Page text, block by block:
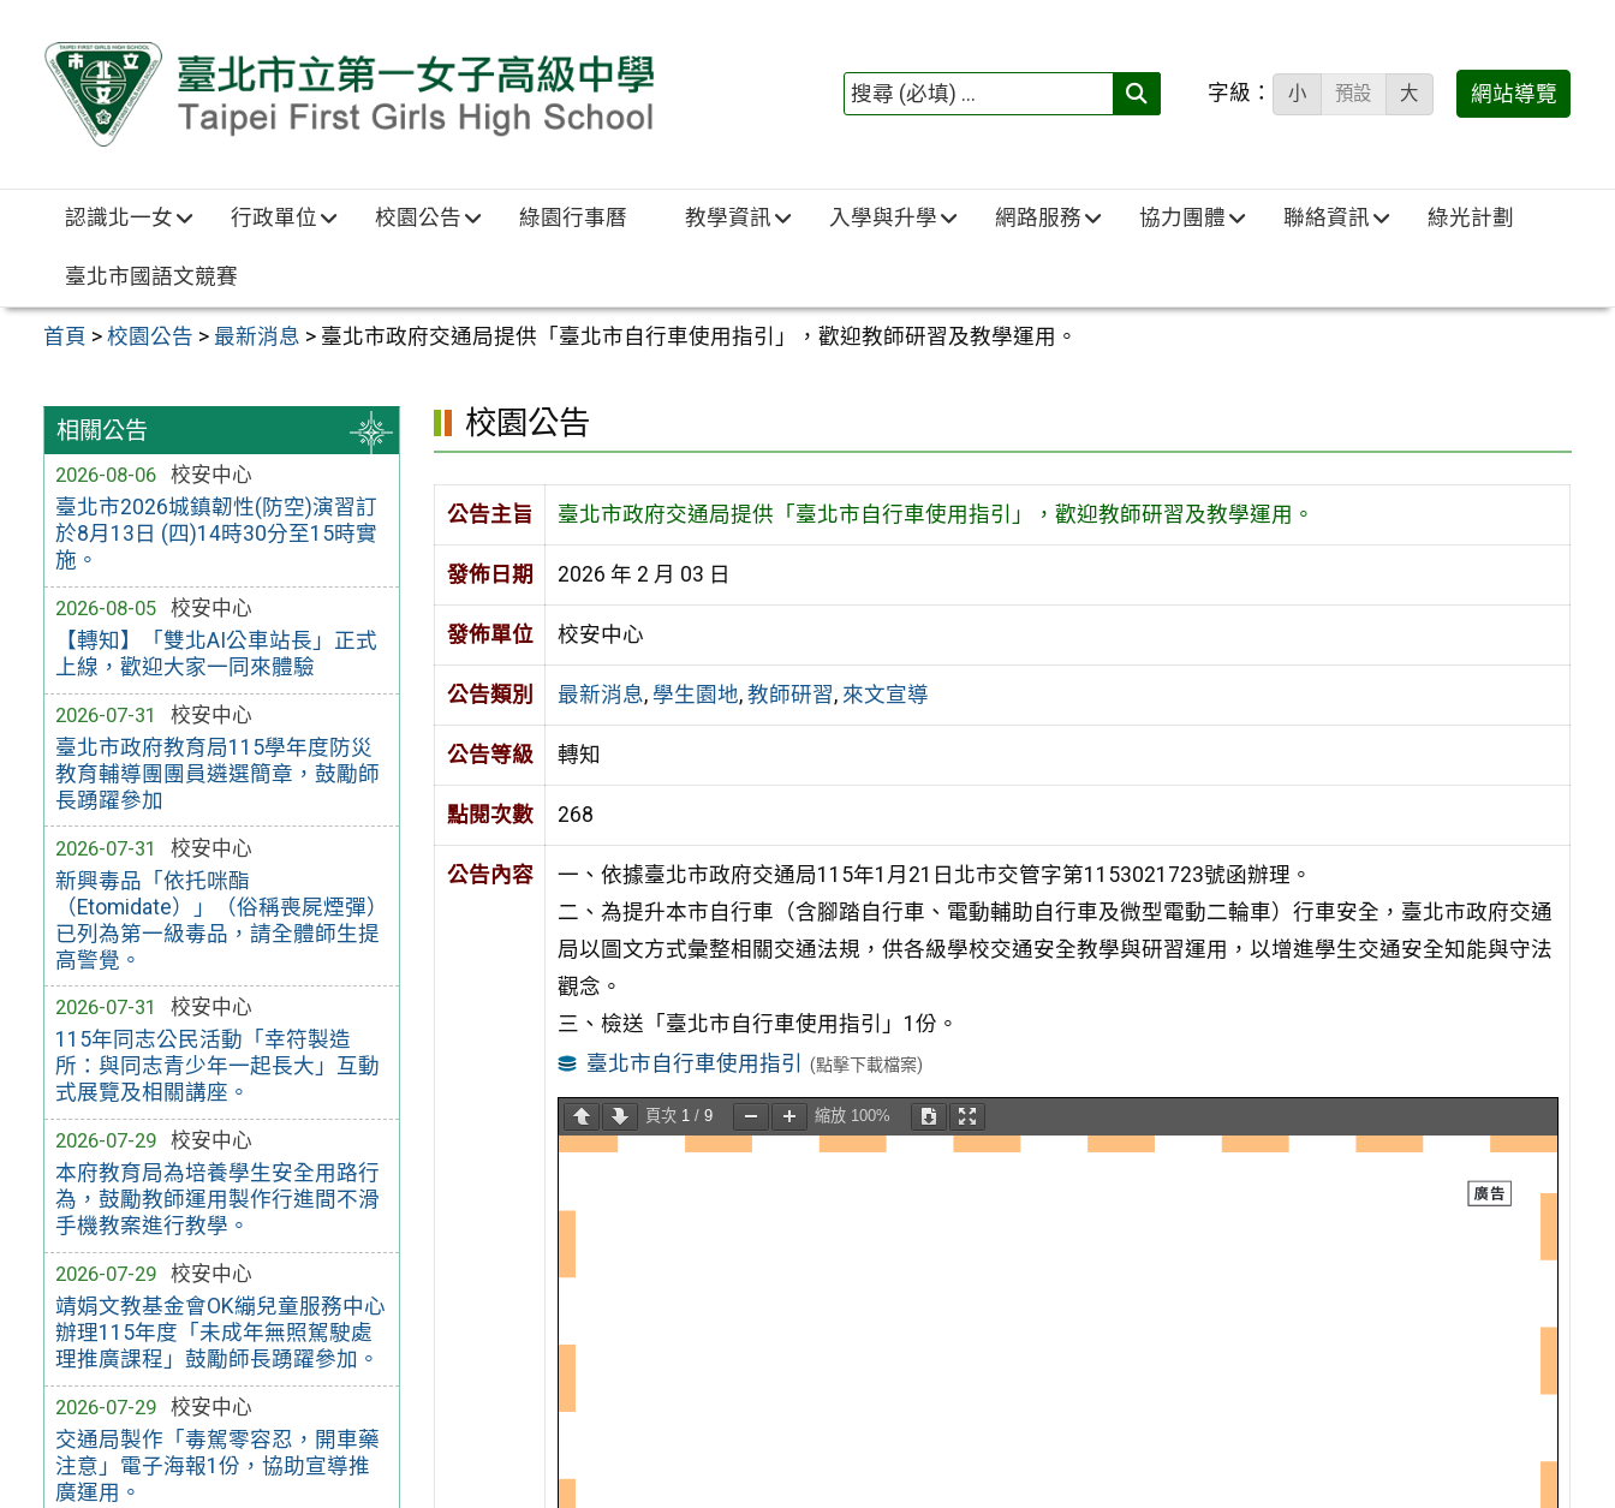
搜
填)：
字級： 小 預設 大 網站導覽
認識北一女 行政單位 校園公告 綠園行事曆 教學資訊 入學與升學 網路服務 協力團體 聯絡資訊 綠光計劃
臺北市國語文競賽
首頁 >校園公告 > 最新消息 > 臺北市政府交通局提供「臺北市自行車使用指引」，歡迎教師研習及教學運用。
相關公告
2026-08-06
校安中心
臺北市2026城鎮韌性(防空)演習訂
於8月13日 (四)14時30分至15時實
施。
2026-08-05
校安中心
【轉知】「雙北AI公車站長」正式
上線，歡迎大家一同來體驗
2026-07-31
校安中心
臺北市政府教育局115學年度防災
教育輔導團團員遴選簡章，鼓勵師
長踴躍參加
2026-07-31
校安中心
新興毒品「依托咪酯
（Etomidate）」（俗稱喪屍煙彈）
已列為第一級毒品，請全體師生提
高警覺。
2026-07-31
校安中心
115年同志公民活動「幸符製造
所：與同志青少年一起長大」互動
式展覽及相關講座。
2026-07-29
校安中心
本府教育局為培養學生安全用路行
為，鼓勵教師運用製作行進間不滑
手機教案進行教學。
2026-07-29
校安中心
靖娟文教基金會OK繃兒童服務中心
辦理115年度「未成年無照駕駛處
理推廣課程」鼓勵師長踴躍參加。
2026-07-29
校安中心
交通局製作「毒駕零容忍，開車藥
注意」電子海報1份，協助宣導推
廣運用。
校園公告
公告主旨 臺北市政府交通局提供「臺北市自行車使用指引」，歡迎教師研習及教學運用。
發佈日期 2026 年 2 月 03 日
發佈單位 校安中心
公告類別 最新消息, 學生園地, 教師研習, 來文宣導
公告等級 轉知
點閱次數 268
公告內容
一、依據臺北市政府交通局115年1月21日北市交管字第1153021723號函辦理。
二、為提升本市自行車（含腳踏自行車、電動輔助自行車及微型電動二輪車）行車安全，臺北市政府交通
局以圖文方式彙整相關交通法規，供各級學校交通安全教學與研習運用，以增進學生交通安全知能與守法
觀念。
三、檢送「臺北市自行車使用指引」1份。
臺北市自行車使用指引
(點擊下載檔案)
頁次 1/ 9 縮放 100%